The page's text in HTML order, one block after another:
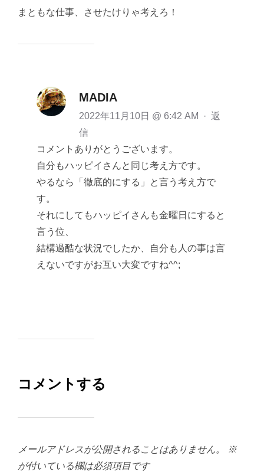
まともな仕事、させたけりゃ考えろ！
MADIA
2022年11月10日 @ 6:42 AM · 返
信
コメントありがとうございます。
自分もハッピイさんと同じ考え方です。
やるなら「徹底的にする」と言う考え方で
す。
それにしてもハッピイさんも金曜日にすると
言う位、
結構過酷な状況でしたか、自分も人の事は言
えないですがお互い大変ですね^^;
コメントする
メールアドレスが公開されることはありません。
※
が付いている欄は必須項目です